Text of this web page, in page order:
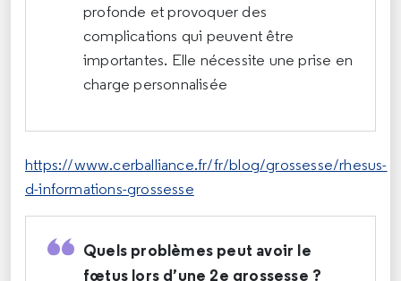
profonde et provoquer des
complications qui peuvent être
importantes. Elle nécessite une prise en
charge personnalisée
https://www.cerballiance.fr/fr/blog/grossesse/rhesus-
d-informations-grossesse
Quels problèmes peut avoir le
fœtus lors d’une 2e grossesse ?